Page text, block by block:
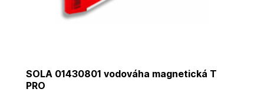
SOLA 01430801 vodováha magnetická T
PRO